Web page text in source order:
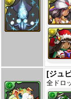
[ジュ
全ドロ